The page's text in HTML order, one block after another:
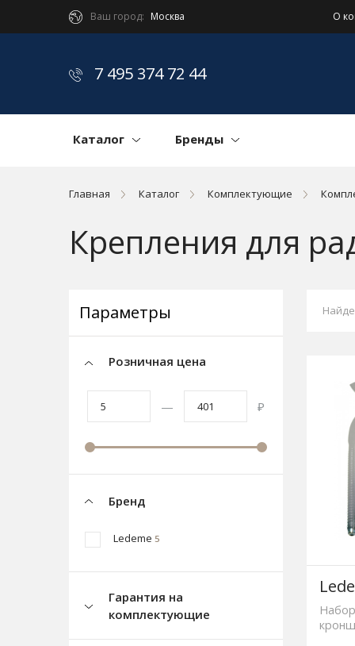
Ваш город: Москва О
7 495 374 72 44
Каталог Бренды
Главная Каталог Комплектующие
Крепления для
Параметры
Розничная цена
— ₽
Бренд
Ledeme 5
Гарантия на
комплектующие